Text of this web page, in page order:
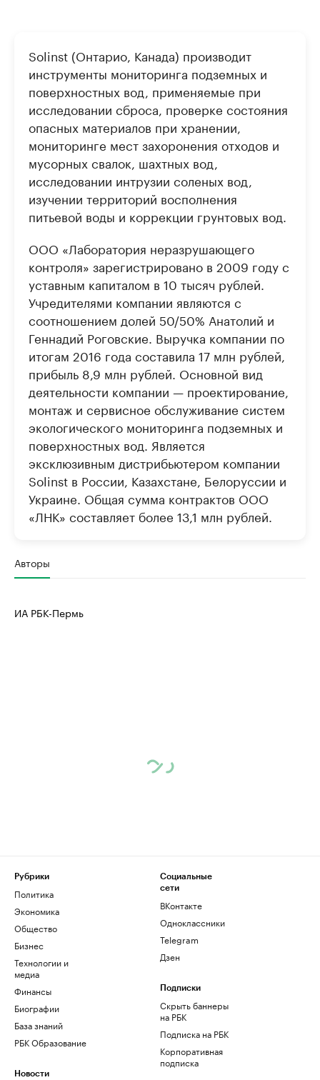
Solinst (Онтарио, Канада) производит
инструменты мониторинга подземных и
поверхностных вод, применяемые при
исследовании сброса, проверке состояния
опасных материалов при хранении,
мониторинге мест захоронения отходов и
мусорных свалок, шахтных вод,
исследовании интрузии соленых вод,
изучении территорий восполнения
питьевой воды и коррекции грунтовых вод.
ООО «Лаборатория неразрушающего
контроля» зарегистрировано в 2009 году с
уставным капиталом в 10 тысяч рублей.
Учредителями компании являются с
соотношением долей 50/50% Анатолий и
Геннадий Роговские. Выручка компании по
итогам 2016 года составила 17 млн рублей,
прибыль 8,9 млн рублей. Основной вид
деятельности компании — проектирование,
монтаж и сервисное обслуживание систем
экологического мониторинга подземных и
поверхностных вод. Является
эксклюзивным дистрибьютером компании
Solinst в России, Казахстане, Белоруссии и
Украине. Общая сумма контрактов ООО
«ЛНК» составляет более 13,1 млн рублей.
Авторы
ИА РБК-Пермь
Рубрики
Политика
Экономика
Общество
Бизнес
Технологии и
медиа
Финансы
Биографии
База знаний
РБК Образование
Новости
Социальные
сети
ВКонтакте
Одноклассники
Telegram
Дзен
Подписки
Скрыть баннеры
на РБК
Подписка на РБК
Корпоративная
подписка